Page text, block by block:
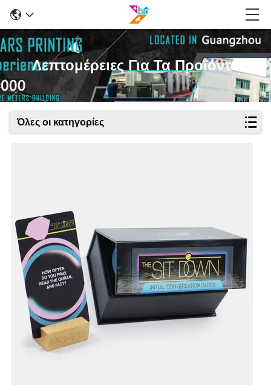
Λεπτομέρειες Για Τα Προϊόντα
Όλες οι κατηγορίες